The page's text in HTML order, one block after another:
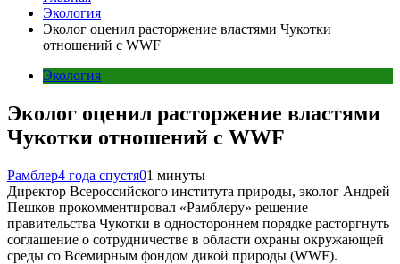
Экология
Эколог оценил расторжение властями Чукотки
отношений с WWF
Экология
Эколог оценил расторжение властями
Чукотки отношений с WWF
Рамблер4 года спустя01 минуты
Директор Всероссийского института природы, эколог Андрей
Пешков прокомментировал «Рамблеру» решение
правительства Чукотки в одностороннем порядке расторгнуть
соглашение о сотрудничестве в области охраны окружающей
среды со Всемирным фондом дикой природы (WWF).